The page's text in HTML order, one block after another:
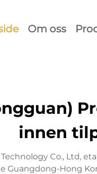
Om oss
innen
Co., Ltd,
Guangdong-Hong